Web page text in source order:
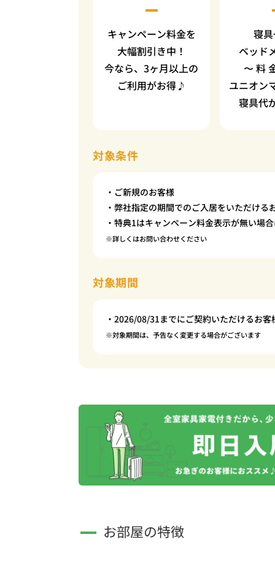
キャンペーン料金を
大幅割引き中！
今なら、3ヶ月以上の
ご利用がお得♪
寝
ベッド
〜 料
ユニオン
寝具代
対象条件
・ご新規のお客様
・弊社指定の期間でのご入居をいただける
・特典1はキャンペーン料金表示が無い場
※詳しくはお問い合わせください
対象期間
・2026/08/31までにご契約いただけるお客
※対象期間は、予告なく変更する場合がございます
お部屋の特徴